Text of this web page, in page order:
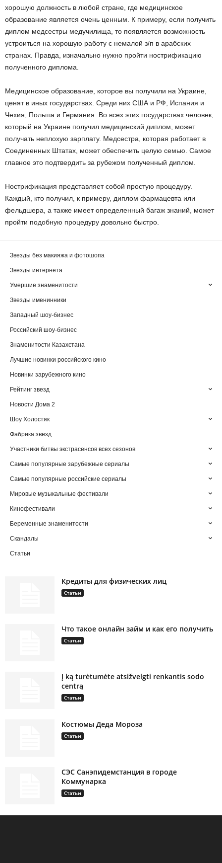
хорошую должность в любой стране, где медицинское
образование является очень ценным. К примеру, если получить
диплом медсестры медучилища, то появляется возможность
устроиться на хорошую работу с немалой з/п в арабских
странах. Правда, изначально нужно пройти нострификацию
полученного диплома.
Медицинское образование, которое вы получили на Украине,
ценят в иных государствах. Среди них США и РФ, Испания и
Чехия, Польша и Германия. Во всех этих государствах человек,
который на Украине получил медицинский диплом, может
получать неплохую зарплату. Медсестра, которая работает в
Соединенных Штатах, может обеспечить целую семью. Самое
главное это подтвердить за рубежом полученный диплом.
Нострификация представляет собой простую процедуру.
Каждый, кто получил, к примеру, диплом фармацевта или
фельдшера, а также имеет определенный багаж знаний, может
пройти подобную процедуру довольно быстро.
Звезды без макияжа и фотошопа
Звезды интернета
Умершие знаменитости
Звезды именинники
Западный шоу-бизнес
Российский шоу-бизнес
Знаменитости Казахстана
Лучшие новинки российского кино
Новинки зарубежного кино
Рейтинг звезд
Новости Дома 2
Шоу Холостяк
Фабрика звезд
Участники битвы экстрасенсов всех сезонов
Самые популярные зарубежные сериалы
Самые популярные российские сериалы
Мировые музыкальные фестивали
Кинофестивали
Беременные знаменитости
Скандалы
Статьи
Кредиты для физических лиц
Статьи
Что такое онлайн займ и как его получить
Статьи
Į ką turėtumėte atsižvelgti renkantis sodo
centrą
Статьи
Костюмы Деда Мороза
Статьи
СЭС Санэпидемстанция в городе
Коммунарка
Статьи